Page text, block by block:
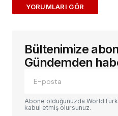
ADD A COMMENT
E-posta adresiniz
alanlar*ile
Yorum
Bültenimize
Gündemden
Abone olduğunuzda
kabul etmiş olursunuz.